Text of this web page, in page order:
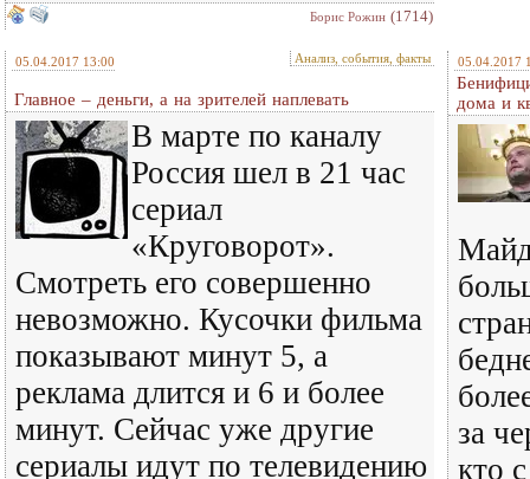
Борис Рожин (1714)
05.04.2017 13:00 Анализ, события, факты
Главное – деньги, а на зрителей наплевать
В марте по каналу
Россия шел в 21 час
сериал
«Круговорот».
Смотреть его совершенно
невозможно. Кусочки фильма
показывают минут 5, а
реклама длится и 6 и более
минут. Сейчас уже другие
сериалы идут по телевидению
05.04.2017
дома и
за
кто